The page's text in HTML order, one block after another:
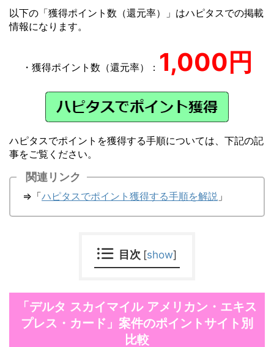
以下の「獲得ポイント数（還元率）」はハピタスでの掲載
情報になります。
・獲得ポイント数（還元率）： 1,000円
ハピタスでポイントを獲得する手順については、下記の記
事をご覧ください。
関連リンク
⇒「ハピタスでポイント獲得する手順を解説 」
目次 [show]
「デルタ スカイマイル アメリカン・エキス
プレス・カード」案件のポイントサイト別
比較